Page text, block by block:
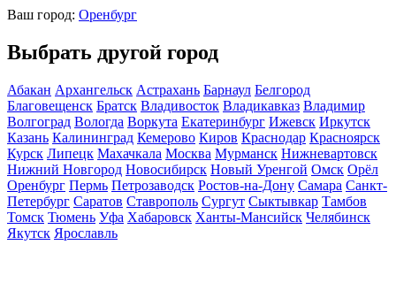
Ваш город: Оренбург
Выбрать другой город
Абакан Архангельск Астрахань Барнаул Белгород
Благовещенск Братск Владивосток Владикавказ Владимир
Волгоград Вологда Воркута Екатеринбург Ижевск Иркутск
Казань Калининград Кемерово Киров Краснодар Красноярск
Курск Липецк Махачкала Москва Мурманск Нижневартовск
Нижний Новгород Новосибирск Новый Уренгой Омск Орёл
Оренбург Пермь Петрозаводск Ростов-на-Дону Самара Санкт-
Петербург Саратов Ставрополь Сургут Сыктывкар Тамбов
Томск Тюмень Уфа Хабаровск Ханты-Мансийск Челябинск
Якутск Ярославль